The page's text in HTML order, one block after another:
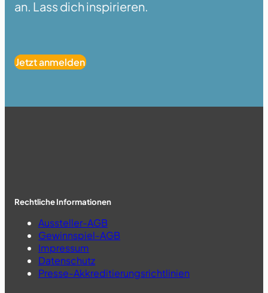
an. Lass dich inspirieren.
Jetzt anmelden
Rechtliche Informationen
Aussteller-AGB
Gewinnspiel-AGB
Impressum
Datenschutz
Presse-Akkreditierungsrichtlinien